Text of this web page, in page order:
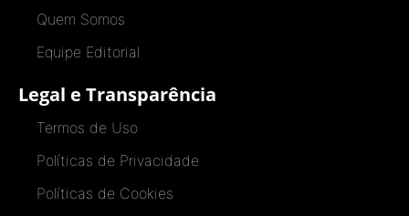
Quem Somos
Equipe Editorial
Legal e Transparência
Termos de Uso
Políticas de Privacidade
Políticas de Cookies